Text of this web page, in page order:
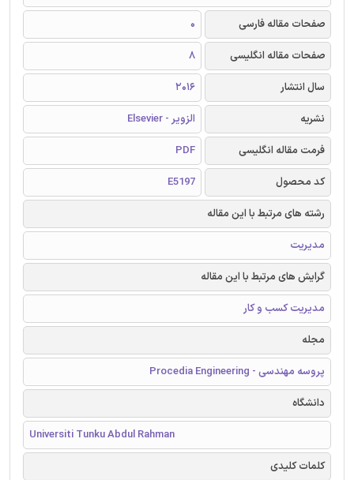
صفحات مقاله فارسی
0
صفحات مقاله انگلیسی
8
سال انتشار
2016
نشریه
الزویر - Elsevier
فرمت مقاله انگلیسی
PDF
کد محصول
E5197
رشته های مرتبط با این مقاله
مدیریت
گرایش های مرتبط با این مقاله
مدیریت کسب و کار
مجله
پروسه مهندسی - Procedia Engineering
دانشگاه
Universiti Tunku Abdul Rahman
کلمات کلیدی